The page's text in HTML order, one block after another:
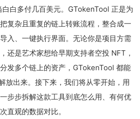
白多付几百美元。GTokenTool 正是为
复杂且重复的链上转账流程，整合成一
入、一键执行界面。无论你是项目方需
还是艺术家想给早期支持者空投 NFT，
发多个链上的资产，GTokenTool 都能
放出来。接下来，我们将从零开始，用
步步拆解这款工具到底怎么用、有何优
直观的数据对比。